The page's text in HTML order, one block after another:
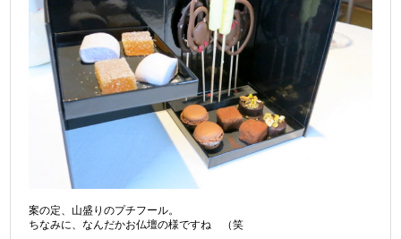
案の定、山盛りのプチフール。
ちなみに、なんだかお仏壇の様ですね （笑